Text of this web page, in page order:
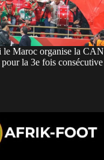
le Maroc organise la CAN
la 3e fois consécutive